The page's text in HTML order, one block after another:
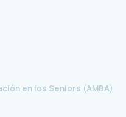
en los Seniors (AMBA)